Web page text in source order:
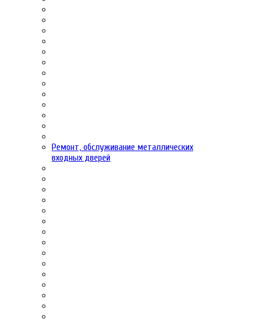
Ремонт, обслуживание металлических
входных дверей